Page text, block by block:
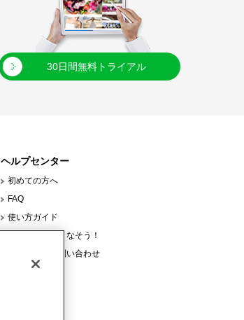
30日間無料トライアル
ヘルプセンター
初めての方へ
FAQ
使い方ガイド
【連載】使いこなそう！
サポートへの問い合わせ